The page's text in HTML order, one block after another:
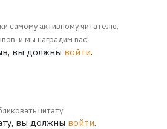
самому активному читателю.
и мы наградим вас!
вы должны войти.
цитату
вы должны войти.